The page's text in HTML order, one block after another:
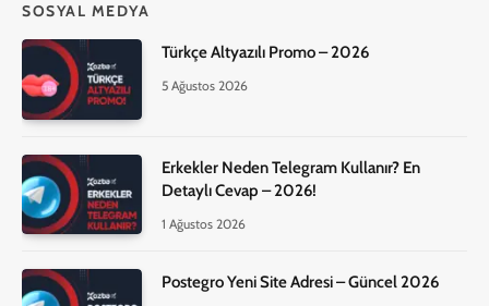
SOSYAL MEDYA
Türkçe Altyazılı Promo – 2026
5 Ağustos 2026
Erkekler Neden Telegram Kullanır? En
Detaylı Cevap – 2026!
1 Ağustos 2026
Postegro Yeni Site Adresi – Güncel 2026